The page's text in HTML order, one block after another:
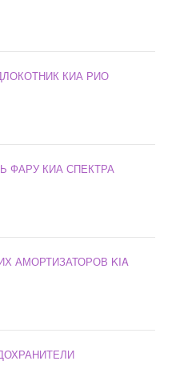
КИА РИО
ФАРУ КИА СПЕКТРА
АМОРТИЗАТОРОВ KIA